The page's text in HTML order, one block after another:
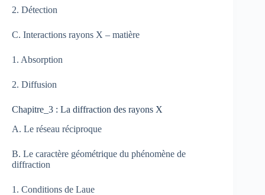
2. Détection
C. Interactions rayons X – matière
1. Absorption
2. Diffusion
Chapitre_3 : La diffraction des rayons X
A. Le réseau réciproque
B. Le caractère géométrique du phénomène de
diffraction
1. Conditions de Laue